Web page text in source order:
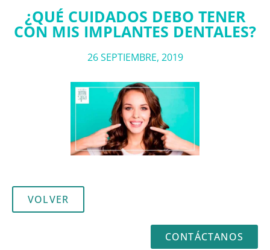
¿QUÉ CUIDADOS DEBO TENER
CON MIS IMPLANTES DENTALES?
26 SEPTIEMBRE, 2019
VOLVER
CONTÁCTANOS